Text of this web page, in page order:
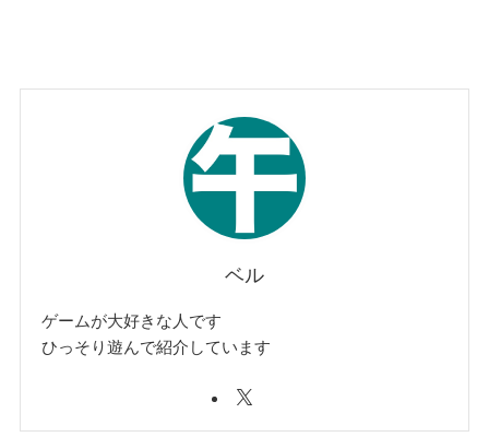
ベル
ゲームが大好きな人です
ひっそり遊んで紹介しています